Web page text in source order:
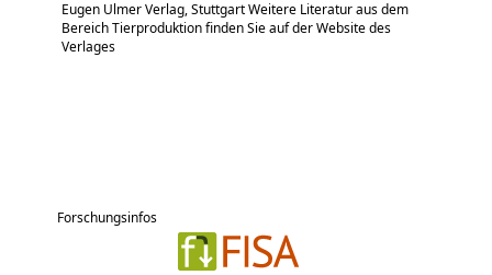
Eugen Ulmer Verlag, Stuttgart Weitere Literatur aus dem
Bereich Tierproduktion finden Sie auf der Website des
Verlages
Forschungsinfos